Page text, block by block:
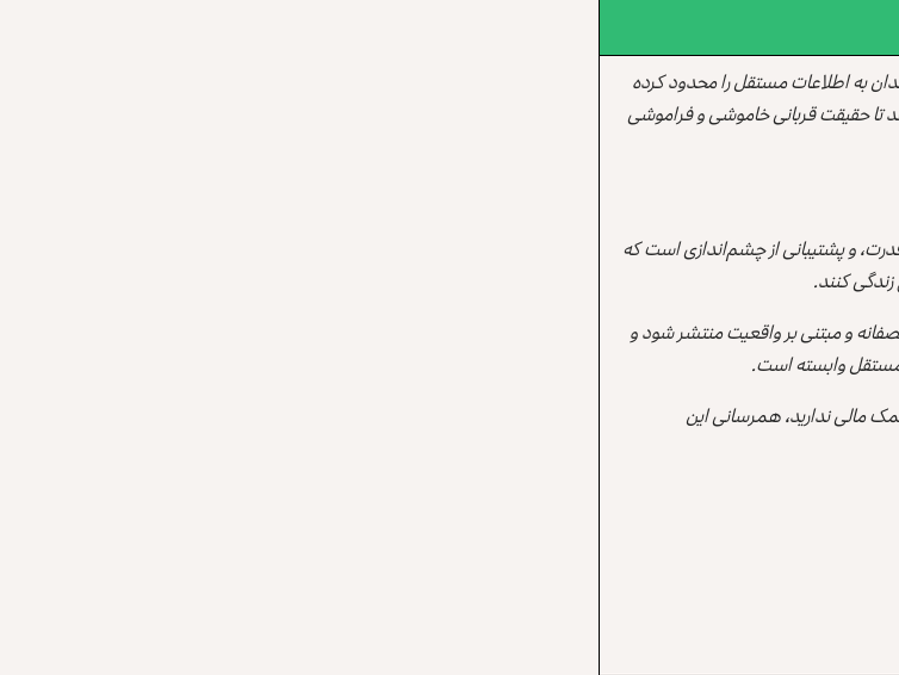
به اطلاعات مستقل را محدود کرده
تا حقیقت قربانی خاموشی و فراموشی
و پشتیبانی از چشم‌اندازی است که
کنند.
و مبتنی بر واقعیت منتشر شود و
مستقل وابسته است.
مالی ندارید، همرسانی این